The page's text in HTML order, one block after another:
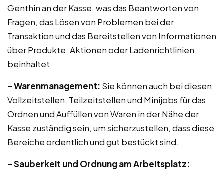
Genthin an der Kasse, was das Beantworten von
Fragen, das Lösen von Problemen bei der
Transaktion und das Bereitstellen von Informationen
über Produkte, Aktionen oder Ladenrichtlinien
beinhaltet.
– Warenmanagement: Sie können auch bei diesen
Vollzeitstellen, Teilzeitstellen und Minijobs für das
Ordnen und Auffüllen von Waren in der Nähe der
Kasse zuständig sein, um sicherzustellen, dass diese
Bereiche ordentlich und gut bestückt sind.
– Sauberkeit und Ordnung am Arbeitsplatz: